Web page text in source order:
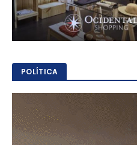
POLÍTICA